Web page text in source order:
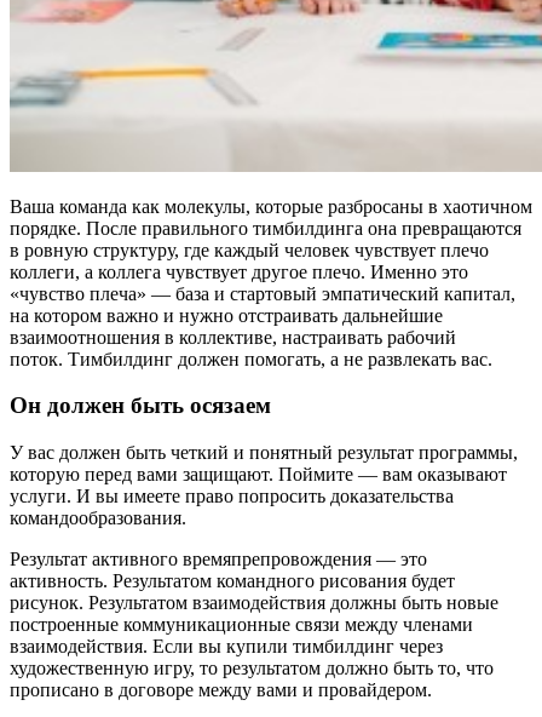
Ваша команда как молекулы, которые разбросаны в хаотичном
порядке. После правильного тимбилдинга она превращаются
в ровную структуру, где каждый человек чувствует плечо
коллеги, а коллега чувствует другое плечо. Именно это
«чувство плеча» — база и стартовый эмпатический капитал,
на котором важно и нужно отстраивать дальнейшие
взаимоотношения в коллективе, настраивать рабочий
поток. Тимбилдинг должен помогать, а не развлекать вас.
Он должен быть осязаем
У вас должен быть четкий и понятный результат программы,
которую перед вами защищают. Поймите — вам оказывают
услуги. И вы имеете право попросить доказательства
командообразования.
Результат активного времяпрепровождения — это
активность. Результатом командного рисования будет
рисунок. Результатом взаимодействия должны быть новые
построенные коммуникационные связи между членами
взаимодействия. Если вы купили тимбилдинг через
художественную игру, то результатом должно быть то, что
прописано в договоре между вами и провайдером.